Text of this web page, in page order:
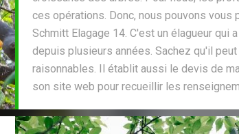
ces opérations. Donc, nous pouvons vous
Schmitt Elagage 14. C'est un élagueur qui
depuis plusieurs années. Sachez qu'il
raisonnables. Il établit aussi le devis de
son site web pour recueillir les